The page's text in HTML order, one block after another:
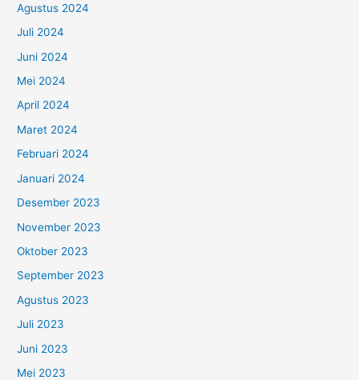
Agustus 2024
Juli 2024
Juni 2024
Mei 2024
April 2024
Maret 2024
Februari 2024
Januari 2024
Desember 2023
November 2023
Oktober 2023
September 2023
Agustus 2023
Juli 2023
Juni 2023
Mei 2023